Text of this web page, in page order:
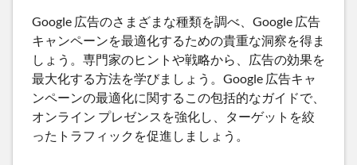
Google 広告のさまざまな種類を調べ、Google 広告
キャンペーンを最適化するための貴重な洞察を得ま
しょう。専門家のヒントや戦略から、広告の効果を
最大化する方法を学びましょう。Google 広告キャ
ンペーンの最適化に関するこの包括的なガイドで、
オンライン プレゼンスを強化し、ターゲットを絞
ったトラフィックを促進しましょう。